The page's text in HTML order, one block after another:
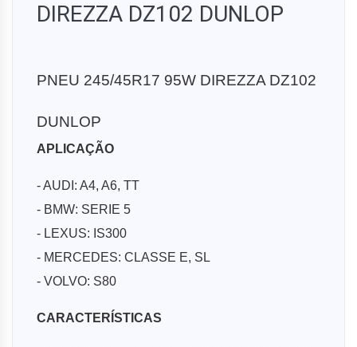
DIREZZA DZ102 DUNLOP
PNEU 245/45R17 95W DIREZZA DZ102
DUNLOP
APLICAÇÃO
- AUDI: A4, A6, TT
- BMW: SERIE 5
- LEXUS: IS300
- MERCEDES: CLASSE E, SL
- VOLVO: S80
CARACTERÍSTICAS